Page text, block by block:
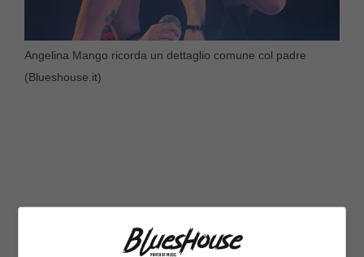
Angelina Mango ricorda un dettaglio comune col padre
(Blueshouse.it)